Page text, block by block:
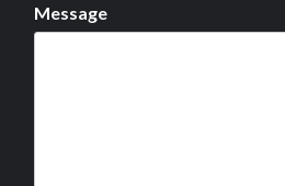
Message